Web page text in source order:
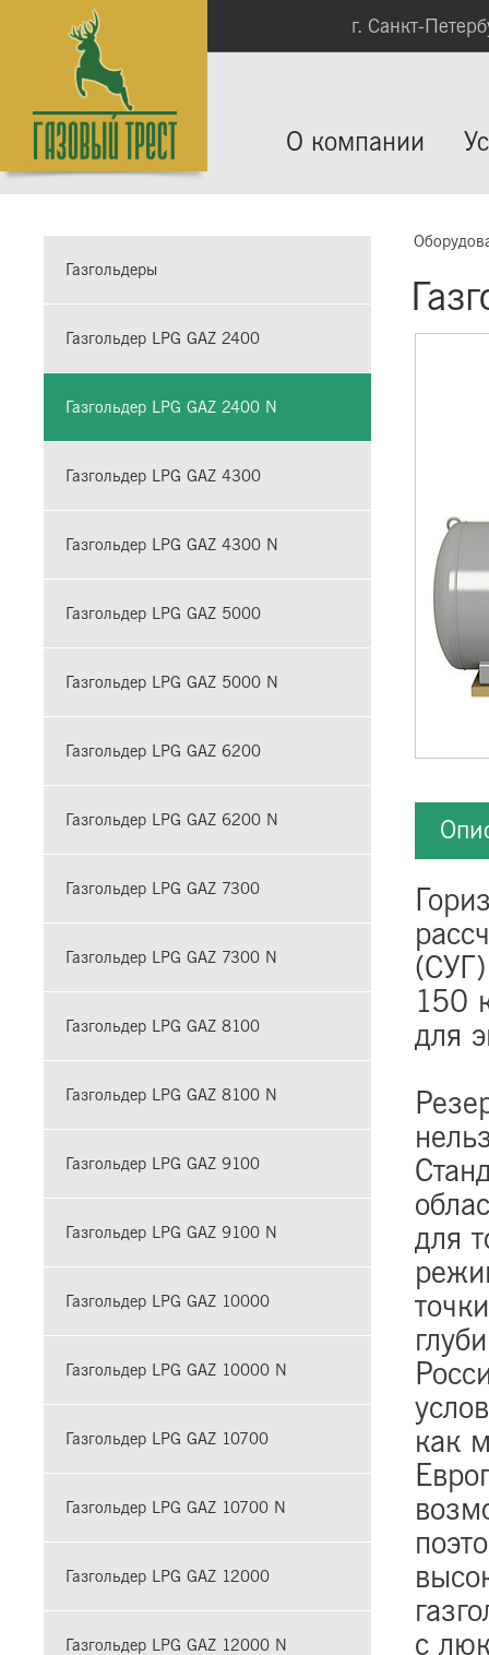
г. Санкт-
О компании
Газгольдеры
Газгольдер LPG GAZ 2400
Газгольдер LPG GAZ 2400 N
Газгольдер LPG GAZ 4300
Газгольдер LPG GAZ 4300 N
Газгольдер LPG GAZ 5000
Газгольдер LPG GAZ 5000 N
Газгольдер LPG GAZ 6200
Газгольдер LPG GAZ 6200 N
Газгольдер LPG GAZ 7300
Газгольдер LPG GAZ 7300 N
Газгольдер LPG GAZ 8100
Газгольдер LPG GAZ 8100 N
Газгольдер LPG GAZ 9100
Газгольдер LPG GAZ 9100 N
Газгольдер LPG GAZ 10000
Газгольдер LPG GAZ 10000 N
Газгольдер LPG GAZ 10700
Газгольдер LPG GAZ 10700 N
Газгольдер LPG GAZ 12000
Газгольдер LPG GAZ 12000 N
150
для
для
как
с